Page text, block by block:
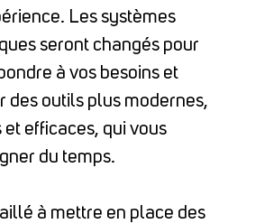
Les systèmes
seront changés pour
à vos besoins et
des outils plus modernes,
et efficaces, qui vous
du temps.
à mettre en place des